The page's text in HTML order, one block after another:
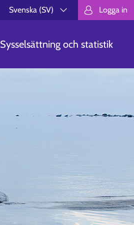
Svenska (SV)
Välj språk.
Logga in
Sysselsättning och statistik